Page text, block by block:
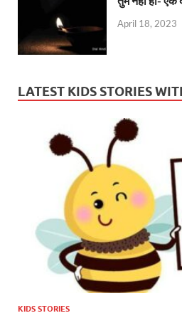
April 18, 2023
LATEST KIDS STORIES
KIDS STORIES